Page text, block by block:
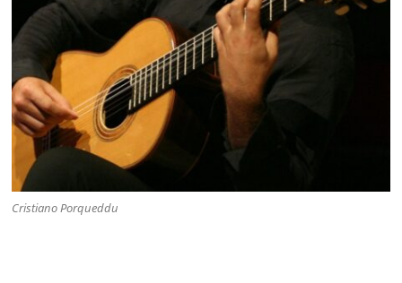
Cristiano Porqueddu